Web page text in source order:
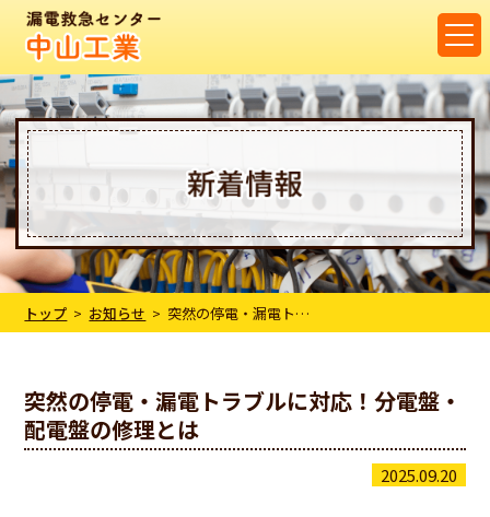
トップ お知らせ 突然の停電・漏電トラブルに対応！分電盤・配電盤の修理とは
突然の停電・漏電トラブルに対応！分電盤・
配電盤の修理とは
2025.09.20